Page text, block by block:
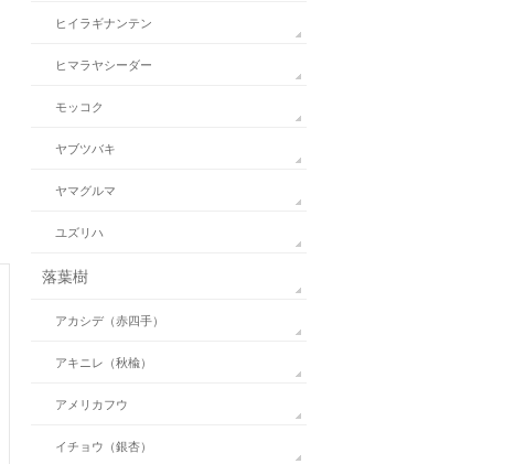
ヒイラギナンテン
ヒマラヤシーダー
モッコク
ヤブツバキ
ヤマグルマ
ユズリハ
落葉樹
アカシデ（赤四手）
アキニレ（秋楡）
アメリカフウ
イチョウ（銀杏）